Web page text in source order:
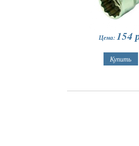
Цена:154